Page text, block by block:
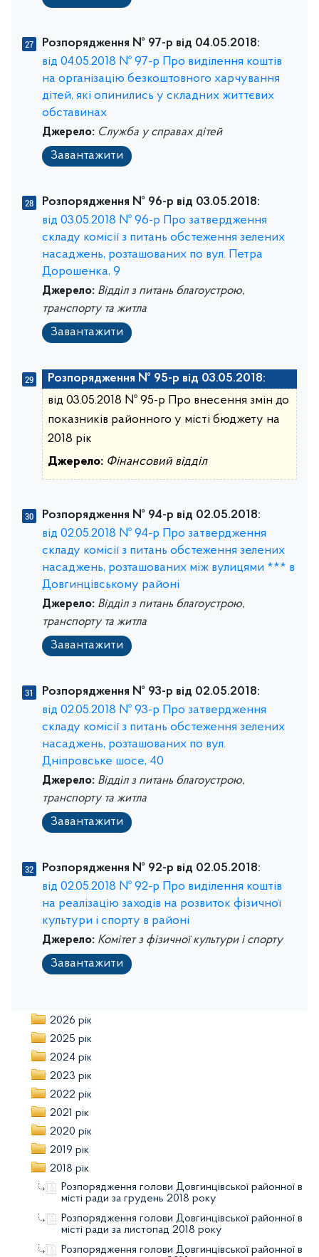
Розпорядження № 97-р від 04.05.2018:
від 04.05.2018 № 97-р Про виділення коштів
на організацію безкоштовного харчування
дітей, які опинились у складних життєвих
обставинах
Джерело: Служба у справах дітей
Завантажити
Розпорядження № 96-р від 03.05.2018:
від 03.05.2018 № 96-р Про затвердження
складу комісії з питань обстеження зелених
насаджень, розташованих по вул. Петра
Дорошенка, 9
Джерело: Відділ з питань благоустрою,
транспорту та житла
Завантажити
Розпорядження № 95-р від 03.05.2018:
від 03.05.2018 № 95-р Про внесення змін до
показників районного у місті бюджету на
2018 рік
Джерело: Фінансовий відділ
Розпорядження № 94-р від 02.05.2018:
від 02.05.2018 № 94-р Про затвердження
складу комісії з питань обстеження зелених
насаджень, розташованих між вулицями *** в
Довгинцівському районі
Джерело: Відділ з питань благоустрою,
транспорту та житла
Завантажити
Розпорядження № 93-р від 02.05.2018:
від 02.05.2018 № 93-р Про затвердження
складу комісії з питань обстеження зелених
насаджень, розташованих по вул.
Дніпровське шосе, 40
Джерело: Відділ з питань благоустрою,
транспорту та житла
Завантажити
Розпорядження № 92-р від 02.05.2018:
від 02.05.2018 № 92-р Про виділення коштів
на реалізацію заходів на розвиток фізичної
культури і спорту в районі
Джерело: Комітет з фізичної культури і спорту
Завантажити
2026 рік
2025 рік
2024 рік
2023 рік
2022 рік
2021 рік
2020 рік
2019 рік
2018 рік
Розпорядження голови Довгинцівської районної в
місті ради за грудень 2018 року
Розпорядження голови Довгинцівської районної в
місті ради за листопад 2018 року
Розпорядження голови Довгинцівської районної в